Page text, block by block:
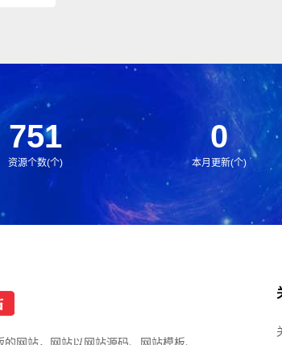
751
资源个数(个)
0
本月更新(个)